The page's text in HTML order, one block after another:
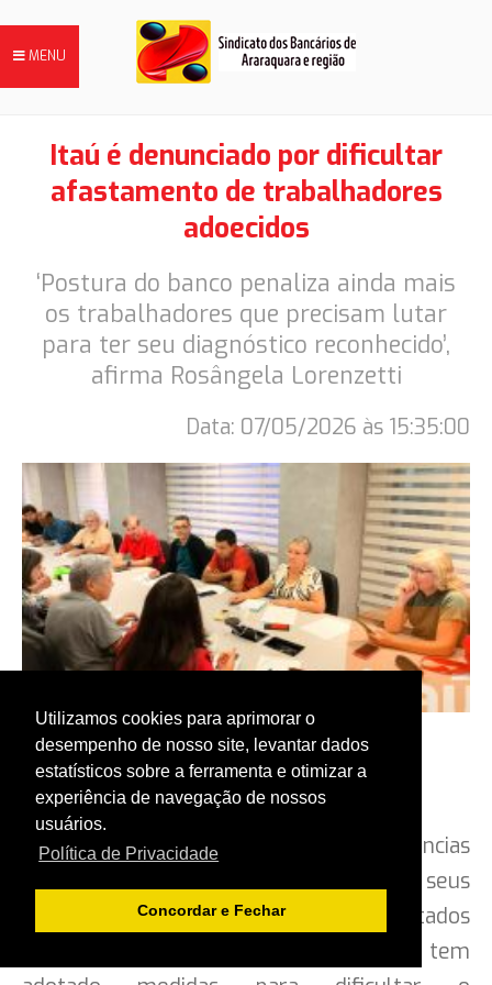
Utilizamos cookies para aprimorar o
desempenho de nosso site, levantar dados
estatísticos sobre a ferramenta e otimizar a
experiência de navegação de nossos
usuários.
Política de Privacidade
Concordar e Fechar
FILIE-SE
NOTÍCIAS
DIRETORIA
HISTÓRIA
ACORDOS COLETIVOS
GALERIAS
FALE CONOSCO
BAIXE O ESTATUTO
2026-
bancariosararaquara.org.br
Desenvolvido por:
MENU
Itaú é denunciado por dificultar
afastamento de trabalhadores
adoecidos
‘Postura do banco penaliza ainda mais
os trabalhadores que precisam lutar
para ter seu diagnóstico reconhecido’,
afirma Rosângela Lorenzetti
Data: 07/05/2026 às 15:35:00
Fonte: Contraf-CUT, com edição de Seeb
Araraquara
O banco Itaú voltou a ser alvo de denúncias
por práticas que prejudicam a saúde de seus
funcionários. Segundo relatos apresentados
por entidades sindicais, a instituição tem